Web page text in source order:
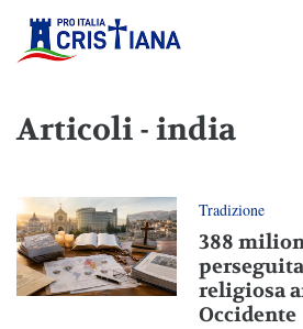
Articoli - india
Tradizione
388
religiosa
Occidente